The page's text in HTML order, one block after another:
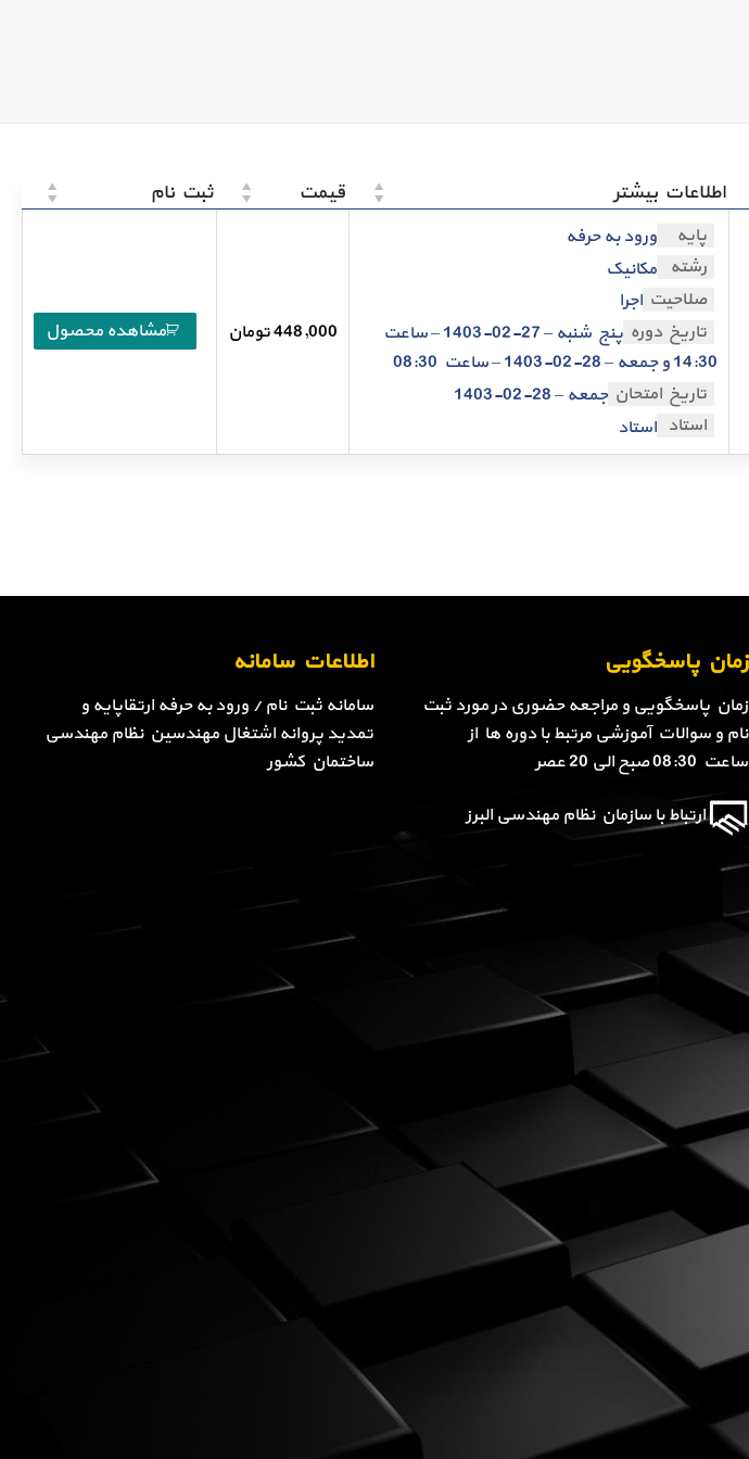
اطلاعات بیشتر قیمت ثبت نام
پایه
ورود به حرفه
رشته مکانیک
صلاحیت اجرا
تاریخ دوره
پنج شنبه – 27-02-1403 – ساعت
14:30 و جمعه – 28-02-1403 – ساعت 08:30
تاریخ امتحان جمعه – 28-02-1403
استاد استاد
448,000تومان مشاهده محصول
اطلاعات سامانه
سامانه ثبت نام / ورود به حرفه ارتقاپایه و
تمدید پروانه اشتغال مهندسین نظام مهندسی
ساختمان کشور
زمان پاسخگویی
زمان پاسخگویی و مراجعه حضوری در مورد ثبت
نام و سوالات آموزشی مرتبط با دوره ها از
ساعت 08:30 صبح الی 20 عصر
ارتباط با سازمان نظام مهندسی البرز